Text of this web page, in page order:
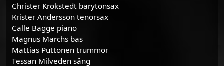
Christer Krokstedt barytonsax
Krister Andersson tenorsax
Calle Bagge piano
Magnus Marchs bas
Mattias Puttonen trummor
Tessan Milveden sång